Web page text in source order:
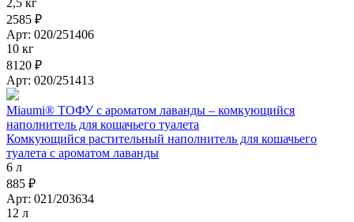
2,5 кг
2585 ₽
Арт: 020/251406
10 кг
8120 ₽
Арт: 020/251413
Miaumi® ТОФУ с ароматом лаванды – комкующийся
наполнитель для кошачьего туалета
Комкующийся растительный наполнитель для кошачьего
туалета с ароматом лаванды
6 л
885 ₽
Арт: 021/203634
12 л